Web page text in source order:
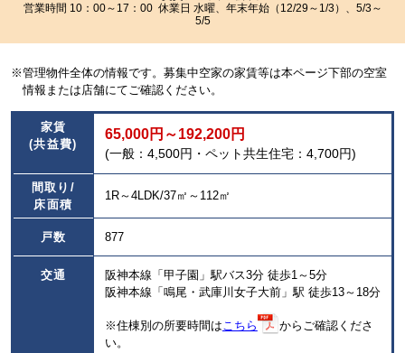
い
だ
ま
す。
い
だ
ま
営業時間 10：00～17：00 休業日 水曜、年末年始（12/29～1/3）、5/3～
5/5
※管理物件全体の情報です。募集中空家の家賃等は本ページ下部の空室
情報または店舗にてご確認ください。
家賃
(共益費)
65,000円～192,200円
(一般：4,500円・ペット共生住宅：4,700円)
間取り/
床面積
1R～4LDK/37㎡～112㎡
戸数 877
交通
阪神本線「甲子園」駅バス3分 徒歩1～5分
阪神本線「鳴尾・武庫川女子大前」駅 徒歩13～18分
※住棟別の所要時間は こちら
からご確認くださ
い。